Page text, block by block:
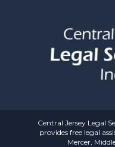
Central Jersey Legal
provides free legal
Mercer,